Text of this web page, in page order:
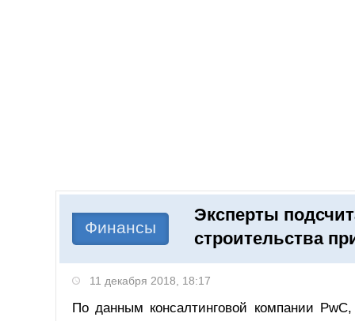
Финансы
Эксперты
строительства
11 декабря 2018, 18:17
По данным консалтинговой компании